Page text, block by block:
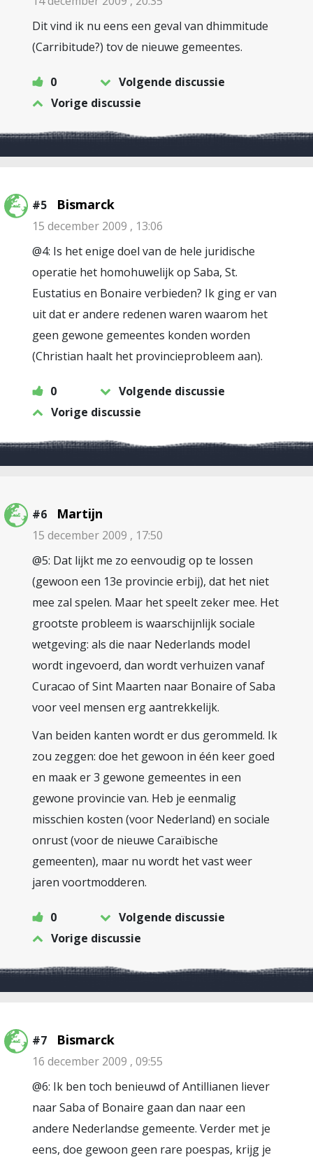
Dit vind ik nu eens een geval van dhimmitude
(Carribitude?) tov de nieuwe gemeentes.
0
Volgende discussie
Vorige discussie
#5 Bismarck
15 december 2009 , 13:06
@4: Is het enige doel van de hele juridische
operatie het homohuwelijk op Saba, St.
Eustatius en Bonaire verbieden? Ik ging er van
uit dat er andere redenen waren waarom het
geen gewone gemeentes konden worden
(Christian haalt het provincieprobleem aan).
0
Volgende discussie
Vorige discussie
#6 Martijn
15 december 2009 , 17:50
@5: Dat lijkt me zo eenvoudig op te lossen
(gewoon een 13e provincie erbij), dat het niet
mee zal spelen. Maar het speelt zeker mee. Het
grootste probleem is waarschijnlijk sociale
wetgeving: als die naar Nederlands model
wordt ingevoerd, dan wordt verhuizen vanaf
Curacao of Sint Maarten naar Bonaire of Saba
voor veel mensen erg aantrekkelijk.
Van beiden kanten wordt er dus gerommeld. Ik
zou zeggen: doe het gewoon in één keer goed
en maak er 3 gewone gemeentes in een
gewone provincie van. Heb je eenmalig
misschien kosten (voor Nederland) en sociale
onrust (voor de nieuwe Caraïbische
gemeenten), maar nu wordt het vast weer
jaren voortmodderen.
0
Volgende discussie
Vorige discussie
#7 Bismarck
16 december 2009 , 09:55
@6: Ik ben toch benieuwd of Antillianen liever
naar Saba of Bonaire gaan dan naar een
andere Nederlandse gemeente. Verder met je
eens, doe gewoon geen rare poespas, krijg je